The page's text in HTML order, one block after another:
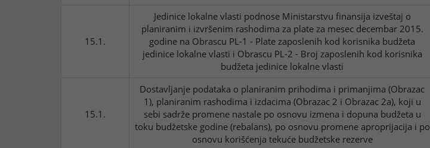
15.1.
Jedinice lokalne vlasti podnose Ministarstvu finansija izveštaj o
planiranim i izvršenim rashodima za plate za mesec decembar 2015.
godine na Obrascu PL-1 - Plate zaposlenih kod korisnika budžeta
jedinice lokalne vlasti i Obrascu PL-2 - Broj zaposlenih kod korisnika
budžeta jedinice lokalne vlasti
15.1.
Dostavljanje podataka o planiranim prihodima i primanjima (Obrazac
1), planiranim rashodima i izdacima (Obrazac 2 i Obrazac 2a), koji u
sebi sadrže promene nastale po osnovu izmena i dopuna budžeta u
toku budžetske godine (rebalans), po osnovu promene aproprijacija i po
osnovu korišćenja tekuće budžetske rezerve